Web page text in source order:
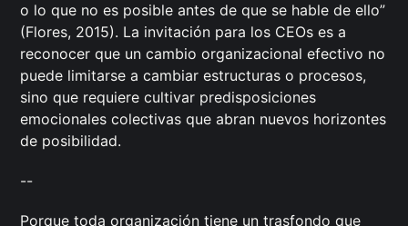
o lo que no es posible antes de que se hable de ello”
(Flores, 2015). La invitación para los CEOs es a
reconocer que un cambio organizacional efectivo no
puede limitarse a cambiar estructuras o procesos,
sino que requiere cultivar predisposiciones
emocionales colectivas que abran nuevos horizontes
de posibilidad.
--
Porque toda organización tiene un trasfondo que